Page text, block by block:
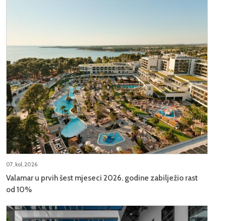
07, kol, 2026
Valamar u prvih šest mjeseci 2026. godine zabilježio rast
od 10%